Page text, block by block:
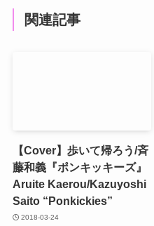
関連記事
【Cover】歩いて帰ろう/斉
藤和義『ポンキッキーズ』
Aruite Kaerou/Kazuyoshi
Saito “Ponkickies”
2018-03-24